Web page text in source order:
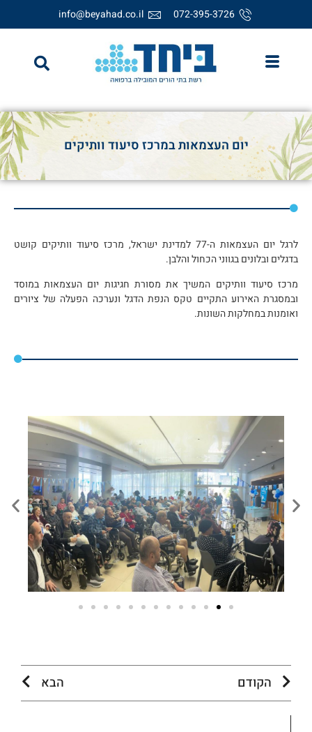
072-395-3726
info@beyahad.co.il
יום העצמאות במרכז סיעוד וותיקים
לרגל יום העצמאות ה-77 למדינת ישראל, מרכז סיעוד וותיקים קושט
בדגלים ובלונים בגווני הכחול והלבן.
מרכז סיעוד וותיקים המשיך את מסורת חגיגות יום העצמאות במוסד
ובמסגרת האירוע התקיים טקס הנפת הדגל ונערכה הפעלה של ציורים
ואומנות במחלקות השונות.
הקודם הבא